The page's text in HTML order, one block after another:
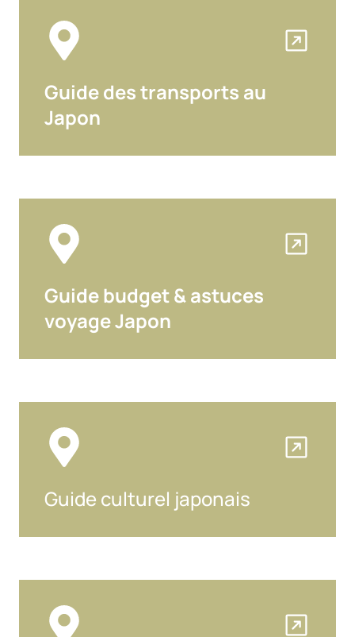
Guide des transports au
Japon
Guide budget & astuces
voyage Japon
Guide culturel japonais